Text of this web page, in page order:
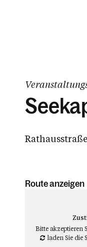
Route anzeigen
Bitte akzeptieren
laden Sie die